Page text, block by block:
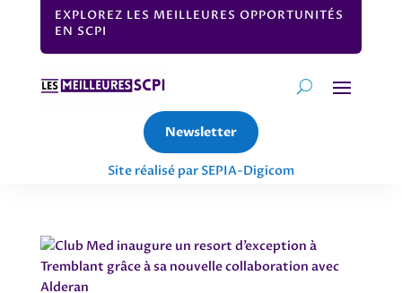
EXPLOREZ LES MEILLEURES OPPORTUNITÉS
EN SCPI
Newsletter
Site réalisé par SEPIA-Digicom